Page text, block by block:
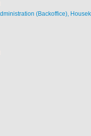
(Backoffice),